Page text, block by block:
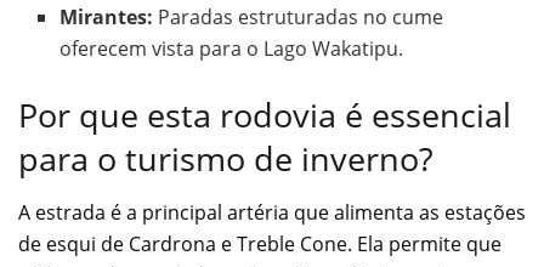
Mirantes: Paradas estruturadas no cume
oferecem vista para o Lago Wakatipu.
Por que esta rodovia é essencial
para o turismo de inverno?
A estrada é a principal artéria que alimenta as estações
de esqui de Cardrona e Treble Cone. Ela permite que